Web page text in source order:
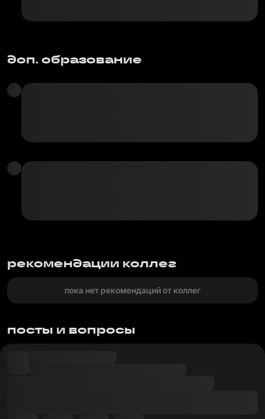
доп. образование
рекомендации коллег
пока нет рекомендаций от коллег
посты и вопросы